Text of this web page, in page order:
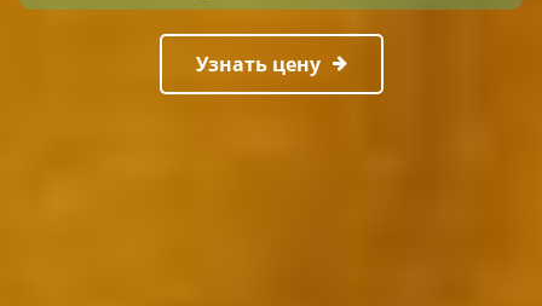
Узнать цену